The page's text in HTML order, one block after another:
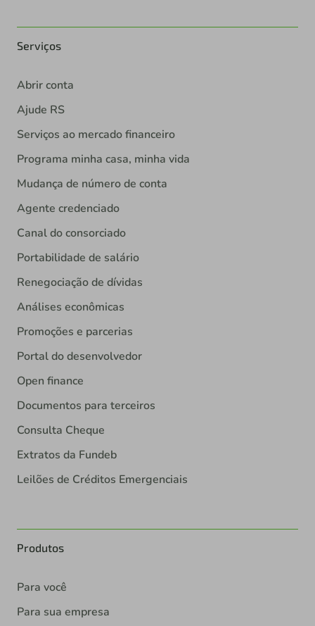
Serviços
Abrir conta
Ajude RS
Serviços ao mercado financeiro
Programa minha casa, minha vida
Mudança de número de conta
Agente credenciado
Canal do consorciado
Portabilidade de salário
Renegociação de dívidas
Análises econômicas
Promoções e parcerias
Portal do desenvolvedor
Open finance
Documentos para terceiros
Consulta Cheque
Extratos da Fundeb
Leilões de Créditos Emergenciais
Produtos
Para você
Para sua empresa